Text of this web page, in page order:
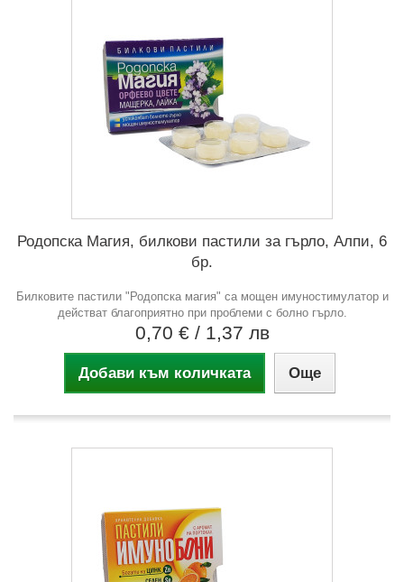
Родопска Магия, билкови пастили за гърло, Алпи, 6
бр.
Билковите пастили "Родопска магия" са мощен имуностимулатор и
действат благоприятно при проблеми с болно гърло.
0,70 € / 1,37 лв
Добави към количката Още